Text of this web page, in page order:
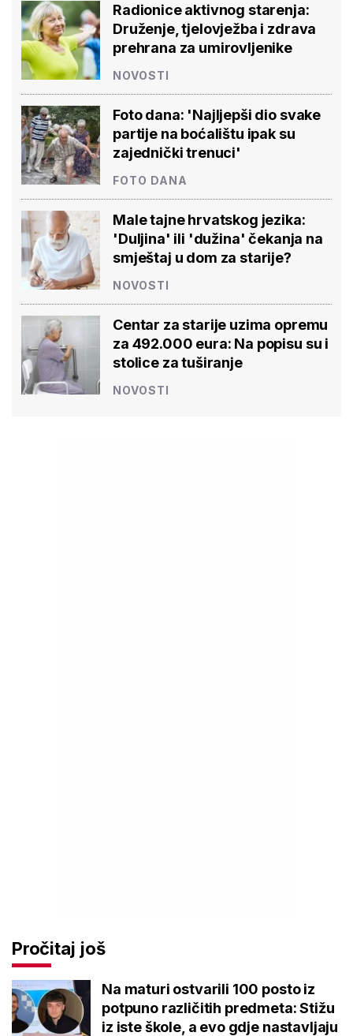
Radionice aktivnog starenja:
Druženje, tjelovježba i zdrava
prehrana za umirovljenike
NOVOSTI
Foto dana: 'Najljepši dio svake
partije na boćalištu ipak su
zajednički trenuci'
FOTO DANA
Male tajne hrvatskog jezika:
'Duljina' ili 'dužina' čekanja na
smještaj u dom za starije?
NOVOSTI
Centar za starije uzima opremu
za 492.000 eura: Na popisu su i
stolice za tuširanje
NOVOSTI
Pročitaj još
Na maturi ostvarili 100 posto iz
potpuno različitih predmeta: Stižu
iz iste škole, a evo gdje nastavljaju